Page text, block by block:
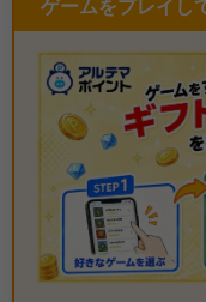
ゲームをプレイし